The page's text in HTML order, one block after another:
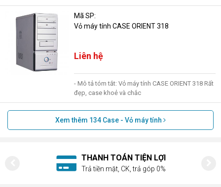
Mã SP:
Vỏ máy tính CASE ORIENT 318
Liên hệ
- Mô tả tóm tắt: Vỏ máy tính CASE ORIENT 318 Rất
đẹp, case khoẻ và chắc
Xem thêm 134 Case - Vỏ máy tính
HỖ TRỢ NHIỆT TÌNH
Tư vấn, giải đáp mọi thắc mắc